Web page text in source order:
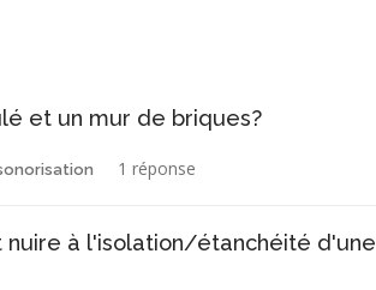
et un mur de briques?
1 réponse
à l'isolation/étanchéité d'une